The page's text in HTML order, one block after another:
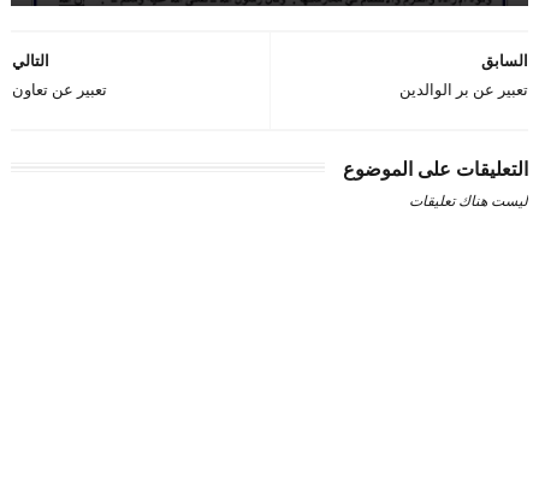
التالي
تعبير عن تعاون
السابق
تعبير عن بر الوالدين
التعليقات على الموضوع
ليست هناك تعليقات